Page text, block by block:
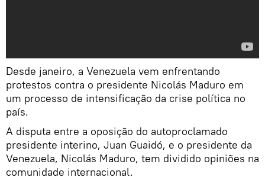
Desde janeiro, a Venezuela vem enfrentando
protestos contra o presidente Nicolás Maduro em
um processo de intensificação da crise política no
país.
A disputa entre a oposição do autoproclamado
presidente interino, Juan Guaidó, e o presidente da
Venezuela, Nicolás Maduro, tem dividido opiniões na
comunidade internacional.